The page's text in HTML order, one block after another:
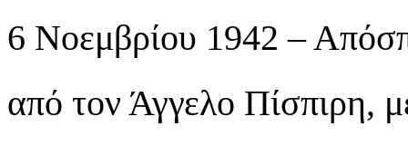
6 Νοεμβρίου 1942 –
από τον Άγγελο Πίσπιρη,